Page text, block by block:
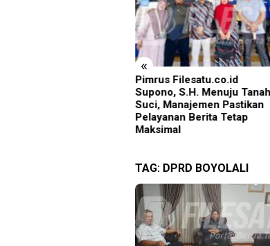
«
Rudenim Pusat Tanjung
Pinang Deportasi 25 Warga
Negara Vietnam
TAG: DPRD BOYOLALI